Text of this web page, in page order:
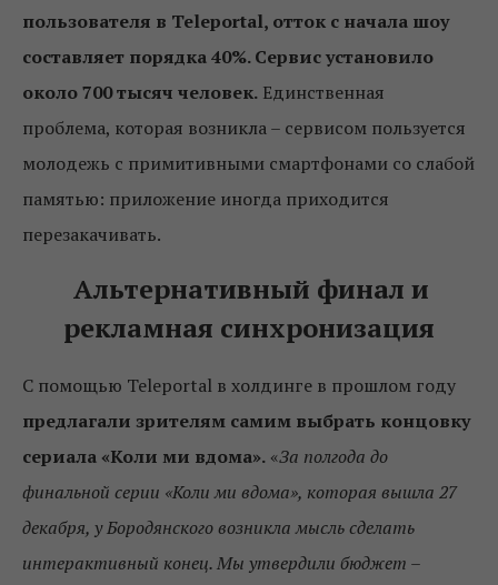
пользователя в Teleportal, отток с начала шоу
составляет порядка 40%. Сервис установило
около 700 тысяч человек. Единственная
проблема, которая возникла – сервисом пользуется
молодежь с примитивными смартфонами со слабой
памятью: приложение иногда приходится
перезакачивать.
Альтернативный финал и
рекламная синхронизация
С помощью Teleportal в холдинге в прошлом году
предлагали зрителям самим выбрать концовку
сериала «Коли ми вдома». «За полгода до
финальной серии «Коли ми вдома», которая вышла 27
декабря, у Бородянского возникла мысль сделать
интерактивный конец. Мы утвердили бюджет –